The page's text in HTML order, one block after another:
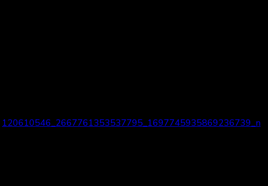
120610546_2667761353537795_1697745935869236739_n